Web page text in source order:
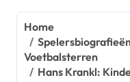
Home
Voetbalsterren
Hans Krankl: